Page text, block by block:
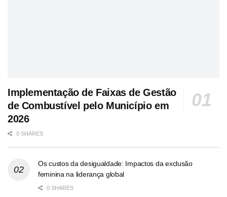
Implementação de Faixas de Gestão
de Combustível pelo Município em
2026
0 SHARES
Os custos da desigualdade: Impactos da exclusão
feminina na liderança global
0 SHARES